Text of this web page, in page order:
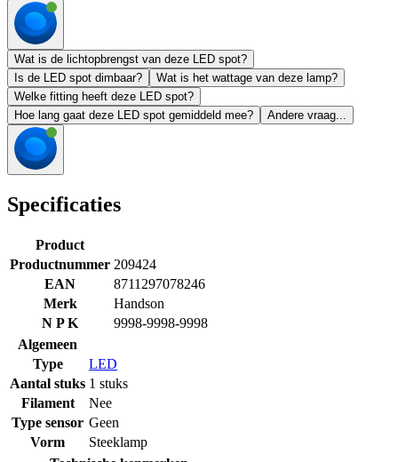
Wat is de lichtopbrengst van deze LED spot?
Is de LED spot dimbaar?
Wat is het wattage van deze lamp?
Welke fitting heeft deze LED spot?
Hoe lang gaat deze LED spot gemiddeld mee?
Andere vraag...
Specificaties
Product
Productnummer 209424
EAN
8711297078246
Merk
Handson
N P K
9998-9998-9998
Algemeen
Type
LED
Aantal stuks 1 stuks
Filament
Nee
Type sensor Geen
Vorm
Steeklamp